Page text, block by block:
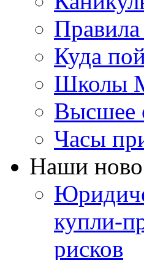
Куда
Школы
Высшее
Часы
Наши
купли-
рисков